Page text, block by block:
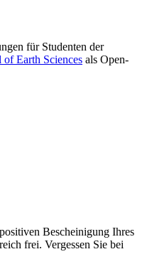
für Studenten der
of Earth Sciences als Open-
Bescheinigung Ihres
frei. Vergessen Sie bei